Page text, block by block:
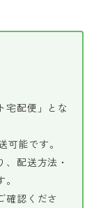
宅配便」とな
能です。
配送方法・
確認くださ